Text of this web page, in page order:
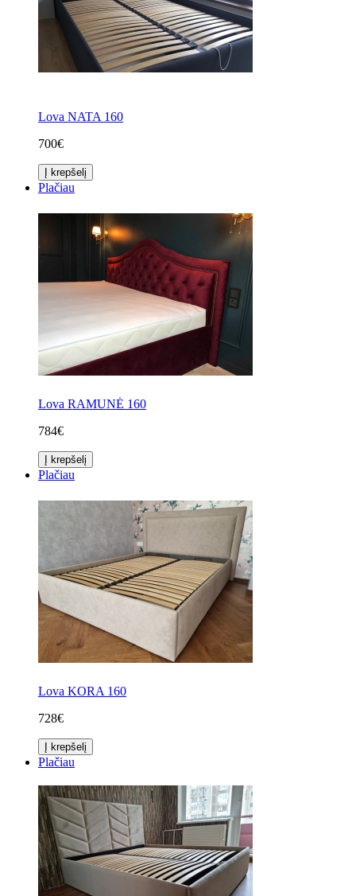
Lova NATA 160
700€
Į krepšelį
Plačiau
Lova RAMUNĖ 160
784€
Į krepšelį
Plačiau
Lova KORA 160
728€
Į krepšelį
Plačiau